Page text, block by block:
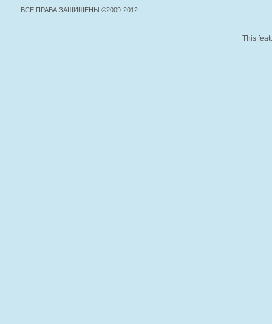
ВСЕ ПРАВА ЗАЩИЩЕНЫ ©2009-2012
This